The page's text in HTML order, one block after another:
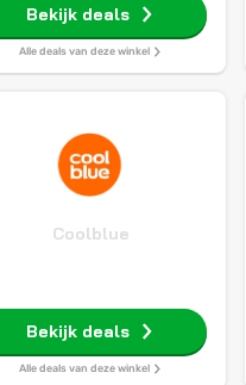
Bekijk deals
Alle deals van deze winkel
Coolblue
Bekijk deals
Alle deals van deze winkel